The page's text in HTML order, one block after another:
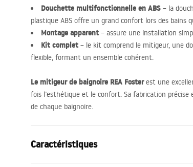
Douchette multifonctionnelle en ABS – la
plastique ABS offre un grand confort lors des bains
Montage apparent – assure une installation
Kit complet – le kit comprend le mitigeur, une
flexible, formant un ensemble cohérent.
Le mitigeur de baignoire REA Fosterest une
fois l’esthétique et le confort. Sa fabrication
de chaque baignoire.
Caractéristiques